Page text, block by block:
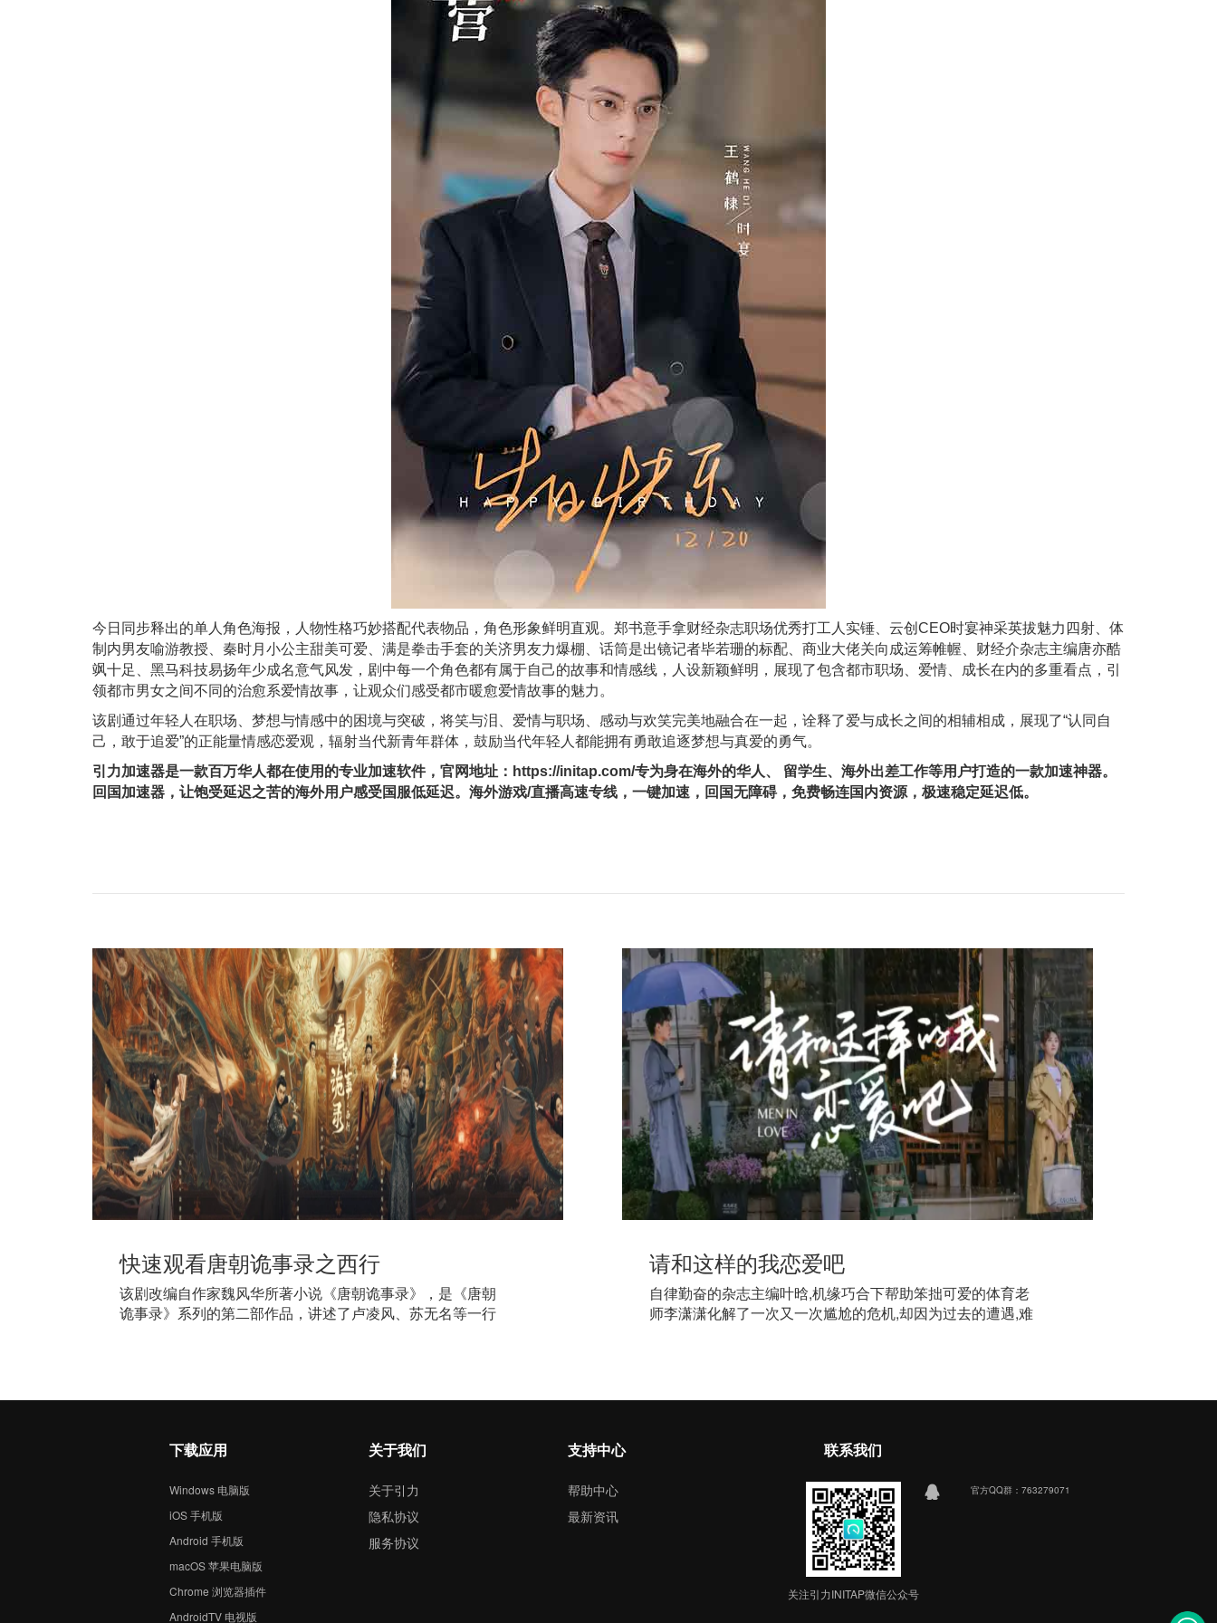
今日同步释出的单人角色海报，人物性格巧妙搭配代表物品，角色形象鲜明直观。郑书意手拿财经杂志职场优秀打工人实锤、云创CEO时宴神采英拔魅力四射、体
制内男友喻游教授、秦时月小公主甜美可爱、满是拳击手套的关济男友力爆棚、话筒是出镜记者毕若珊的标配、商业大佬关向成运筹帷幄、财经介杂志主编唐亦酷
飒十足、黑马科技易扬年少成名意气风发，剧中每一个角色都有属于自己的故事和情感线，人设新颖鲜明，展现了包含都市职场、爱情、成长在内的多重看点，引
领都市男女之间不同的治愈系爱情故事，让观众们感受都市暖愈爱情故事的魅力。
该剧通过年轻人在职场、梦想与情感中的困境与突破，将笑与泪、爱情与职场、感动与欢笑完美地融合在一起，诠释了爱与成长之间的相辅相成，展现了“认同自
己，敢于追爱”的正能量情感恋爱观，辐射当代新青年群体，鼓励当代年轻人都能拥有勇敢追逐梦想与真爱的勇气。
引力加速器是⼀款百万华⼈都在使⽤的专业加速软件，官网地址：https://initap.com/专为身在海外的华⼈、 留学⽣、海外出差⼯作等⽤户打造的⼀款加速神器。
回国加速器，让饱受延迟之苦的海外用户感受国服低延迟。海外游戏/直播⾼速专线，⼀键加速，回国⽆障碍，免费畅连国内资源，极速稳定延迟低。
快速观看唐朝诡事录之西行
该剧改编自作家魏风华所著小说《唐朝诡事录》，是《唐朝
诡事录》系列的第二部作品，讲述了卢凌风、苏无名等一行
请和这样的我恋爱吧
自律勤奋的杂志主编叶晗,机缘巧合下帮助笨拙可爱的体育老
师李潇潇化解了一次又一次尴尬的危机,却因为过去的遭遇,难
色,却始终不敢面对与年轻活力的徐嘉琳之间的感情;为人浪漫
却也有不为人知的苦恼。他们在经历了事业与
下载应用
Windows 电脑版
iOS 手机版
Android 手机版
macOS 苹果电脑版
Chrome 浏览器插件
AndroidTV 电视版
关于我们
关于引力
隐私协议
服务协议
支持中心
帮助中心
最新资讯
联系我们
关注引力INITAP微信公众号
官方QQ群：763279071